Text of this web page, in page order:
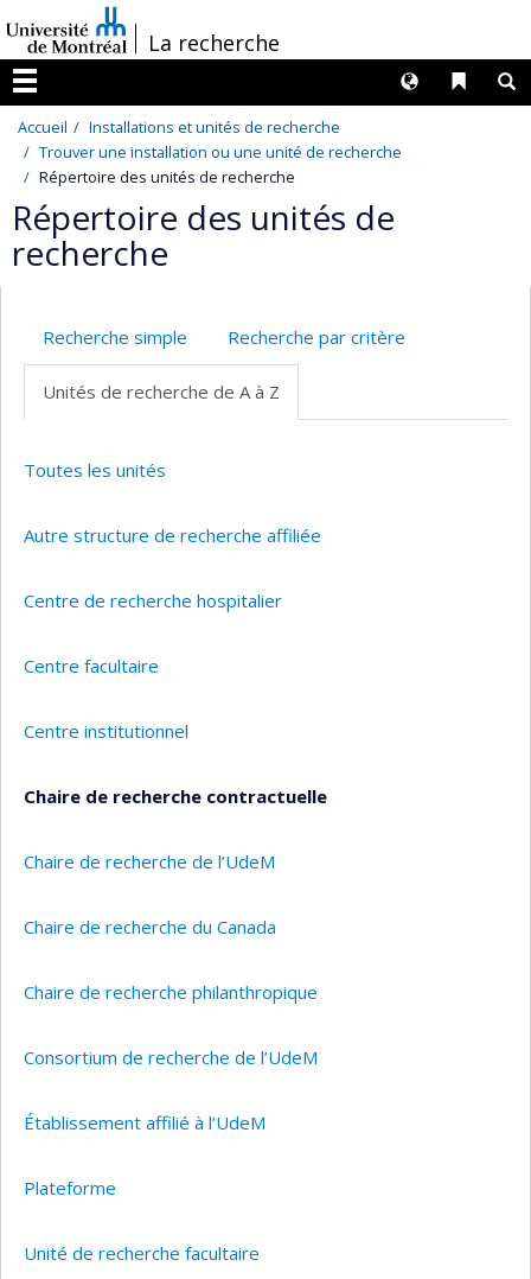
au
contenu
/La recherche
Menu
Liens
Langues
Accueil
Installations et unités de recherche
Trouver une installation ou une unité de recherche
Répertoire des unités de recherche
Répertoire des unités de
recherche
Recherche simple Recherche par critère
Unités de recherche de A à Z
Toutes les unités
Autre structure de recherche affiliée
Centre de recherche hospitalier
Centre facultaire
Centre institutionnel
Chaire de recherche contractuelle
Chaire de recherche de l’UdeM
Chaire de recherche du Canada
Chaire de recherche philanthropique
Consortium de recherche de l’UdeM
Établissement affilié à l’UdeM
Plateforme
Unité de recherche facultaire